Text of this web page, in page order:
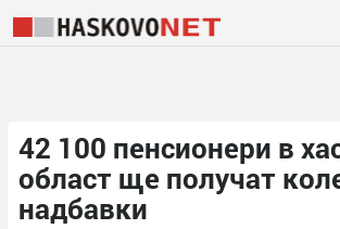
42 100 пенсионери в
област ще получат
надбавки